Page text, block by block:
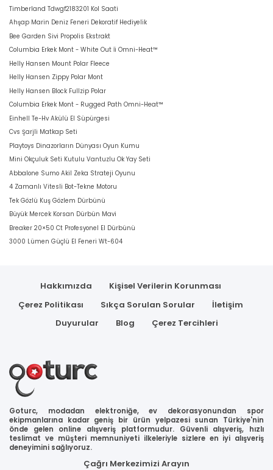
Timberland Tdwgf2183201 Kol Saati
Ahşap Marin Deniz Feneri Dekoratif Hediyelik
Bee Garden Sivi Propolis Ekstrakt
Columbia Erkek Mont - White Out İi Omni-Heat™
Helly Hansen Mount Polar Fleece
Helly Hansen Zippy Polar Mont
Helly Hansen Block Fullzip Polar
Columbia Erkek Mont - Rugged Path Omni-Heat™
Einhell Te-Hv Akülü El Süpürgesi
Cvs Şarjli Matkap Seti
Playtoys Dinazorların Dünyası Oyun Kumu
Mini Okçuluk Seti Kutulu Vantuzlu Ok Yay Seti
Abbalone Sumo Akil Zeka Strateji Oyunu
4 Zamanlı Vitesli Bot-Tekne Motoru
Tek Gözlü Kuş Gözlem Dürbünü
Büyük Mercek Korsan Dürbün Mavi
Breaker 20×50 Ct Profesyonel El Dürbünü
3000 Lümen Güçlü El Feneri Wt-604
Hakkımızda
Kişisel Verilerin Korunması
Çerez Politikası
Sıkça Sorulan Sorular
İletişim
Duyurular
Blog Çerez Tercihleri
Goturc, modadan elektroniğe, ev dekorasyonundan spor
ekipmanlarına kadar geniş bir ürün yelpazesi sunan Türkiye'nin
önde gelen online alışveriş platformudur. Güvenli alışveriş, hızlı
teslimat ve müşteri memnuniyeti ilkeleriyle sizlere en iyi alışveriş
deneyimini sağlıyoruz.
Çağrı Merkezimizi Arayın